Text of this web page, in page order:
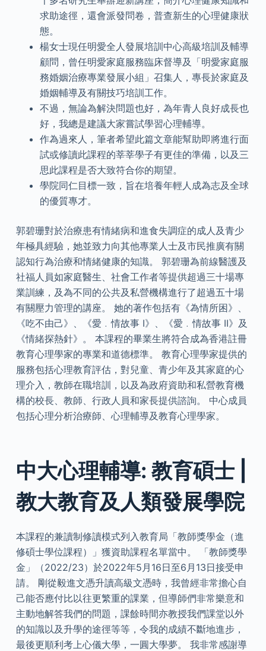
求助途徑，還會派發問卷，普查新生的心理健康狀
態。
楊女士現任明愛全人發展培訓中心高級培訓及輔導
顧問，曾任明愛家庭服務臨床督導及「明愛家庭服
務婚姻治療專業發展小組」召集人，專長於家庭及
婚姻輔導及有關技巧培訓工作。
不過，無論為解決問題也好，為年青人良好成長也
好，我總是建議大家嘗試學習心理輔導。
作為過來人，筆者希望此篇文章能幫助即將進行面
試或修讀此課程的莘莘學子有更佳的準備，以及三
思此課程是否大致符合你的期望。
學院同仁目標一致，旨在培養年輕人成為志及全球
的優質專才。
郭碧珊對於治療患有情緒病和進食失調症的成人及青少
年極具經驗，她並致力向其他專業人士及市民推廣有關
認知行為治療和情緒健康的知識。 郭碧珊為前線醫護及
社福人員如家庭醫生、社會工作者等提供超過三十場專
業訓練，及為不同的公共及私營機構進行了超過五十場
有關壓力管理的講座。 她的著作包括有《為情所困》、
《吃不由己》、《愛﹒情故事 I》、《愛﹒情故事 II》及
《情緒探熱針》。 本課程的畢業生將符合成為香港註冊
教育心理學家的專業和道德標準。 教育心理學家提供的
服務包括心理教育評估，對兒童、青少年及其家庭的心
理介入，教師在職培訓，以及為政府資助和私營教育機
構的校長、教師、行政人員和家長提供諮詢。 中心成­員
包括心理分析治療師、心理輔導­及教育心理學家。
中大心理輔導: 教育碩士 |
教大教育及人類發展學院
本課程的兼讀制修讀模式列入教育局「教師獎學金（進
修碩士學位課程）」獲資助課程名單當中。 「教師獎學
金」（2022/23）於2022年5月16日至6月13日接受申
請。 剛從毅進文憑升讀高級文憑時，我曾經非常擔心自
己能否應付比以往更繁重的課業，但導師們非常樂意和
主動地解答我們的問題，課餘時間亦教授我們課堂以外
的知識以及升學的途徑等等，令我的成績不斷地進步，
最後更順利考上心儀大學，一圓大學夢。 我非常感謝導